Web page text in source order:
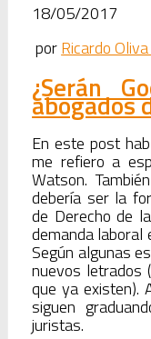
18/05/2017
porRicardo
¿Serán
abogados
En este post
me refiero a
Watson.
debería ser la
de Derecho de
demanda laboral
Según algunas
nuevos letrados
que ya existen).
siguen
juristas.